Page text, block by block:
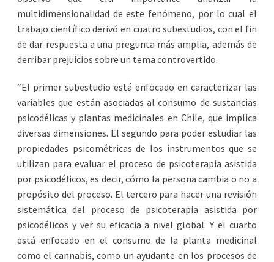
multidimensionalidad de este fenómeno, por lo cual el
trabajo científico derivó en cuatro subestudios, con el fin
de dar respuesta a una pregunta más amplia, además de
derribar prejuicios sobre un tema controvertido.
“El primer subestudio está enfocado en caracterizar las
variables que están asociadas al consumo de sustancias
psicodélicas y plantas medicinales en Chile, que implica
diversas dimensiones. El segundo para poder estudiar las
propiedades psicométricas de los instrumentos que se
utilizan para evaluar el proceso de psicoterapia asistida
por psicodélicos, es decir, cómo la persona cambia o no a
propósito del proceso. El tercero para hacer una revisión
sistemática del proceso de psicoterapia asistida por
psicodélicos y ver su eficacia a nivel global. Y el cuarto
está enfocado en el consumo de la planta medicinal
como el cannabis, como un ayudante en los procesos de